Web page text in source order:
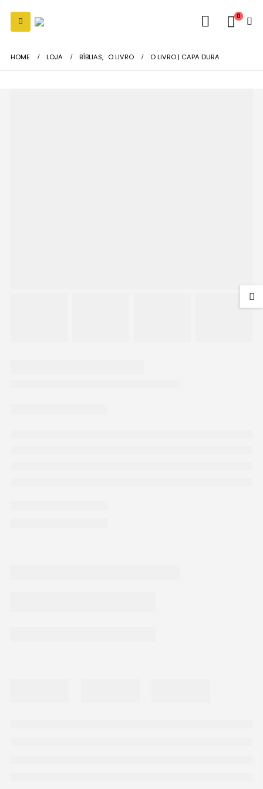
0
HOME LOJA BÍBLIAS, O LIVRO O LIVRO | CAPA DURA